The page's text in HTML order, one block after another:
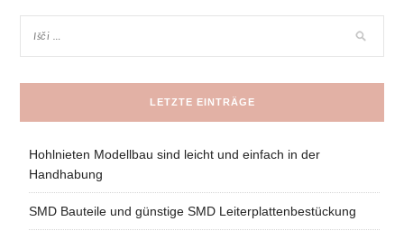
LETZTE EINTRÄGE
Hohlnieten Modellbau sind leicht und einfach in der
Handhabung
SMD Bauteile und günstige SMD Leiterplattenbestückung